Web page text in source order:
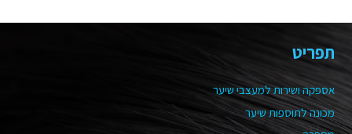
תפריט
אספקה ושירות למעצבי שיער
מכונה לתוספות שיער